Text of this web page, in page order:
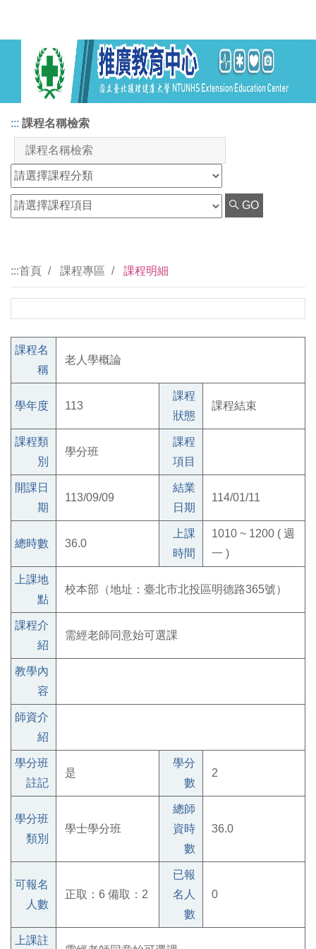
::: 課程名稱檢索
GO
:::首頁 課程專區 課程明細
課程名
稱
老人學概論
學年度 113
課程
狀態
課程結束
課程類
別
學分班
課程
項目
開課日
期
113/09/09
結業
日期
114/01/11
總時數 36.0
上課
時間
1010 ~ 1200 ( 週
一 )
上課地
點
校本部（地址：臺北市北投區明德路365號）
課程介
紹
需經老師同意始可選課
教學內
容
師資介
紹
學分班
註記
是
學分
數
2
學分班
類別
學士學分班
總師
資時
數
36.0
可報名
人數
正取：6 備取：2
已報
名人
數
0
上課註